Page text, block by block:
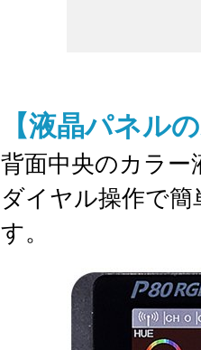
【液晶パネル
背面中央のカラー
ダイヤル操作で
す。